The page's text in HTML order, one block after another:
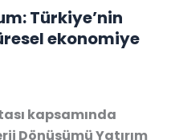
Türkiye’nin
ekonomiye
kapsamında
Dönüşümü Yatırım